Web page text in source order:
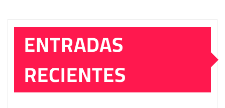
ENTRADAS
RECIENTES